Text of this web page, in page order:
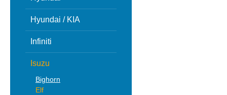
Hyundai / KIA
Infiniti
Isuzu
Bighorn
Elf